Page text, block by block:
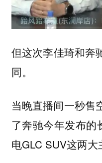
但这次李佳琦和奔
同。
当晚直播间一秒售
了奔驰今年发布的
电GLC SUV这两大